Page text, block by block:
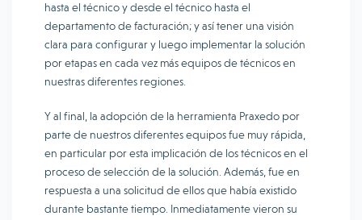
hasta el técnico y desde el técnico hasta el
departamento de facturación; y así tener una visión
clara para configurar y luego implementar la solución
por etapas en cada vez más equipos de técnicos en
nuestras diferentes regiones.
Y al final, la adopción de la herramienta Praxedo por
parte de nuestros diferentes equipos fue muy rápida,
en particular por esta implicación de los técnicos en el
proceso de selección de la solución. Además, fue en
respuesta a una solicitud de ellos que había existido
durante bastante tiempo. Inmediatamente vieron su